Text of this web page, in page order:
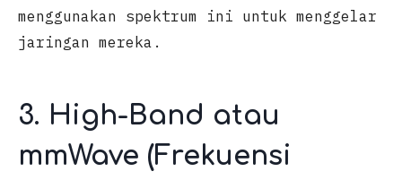
menggunakan spektrum ini untuk menggelar
jaringan mereka.
3. High-Band atau
mmWave (Frekuensi